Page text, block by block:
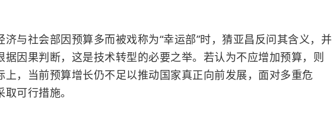
济与社会部因预算多而被戏称为“幸运部”时，猜亚昌反问其含义，并
据因果判断，这是技术转型的必要之举。若认为不应增加预算，则
上，当前预算增长仍不足以推动国家真正向前发展，面对多重危
可行措施。